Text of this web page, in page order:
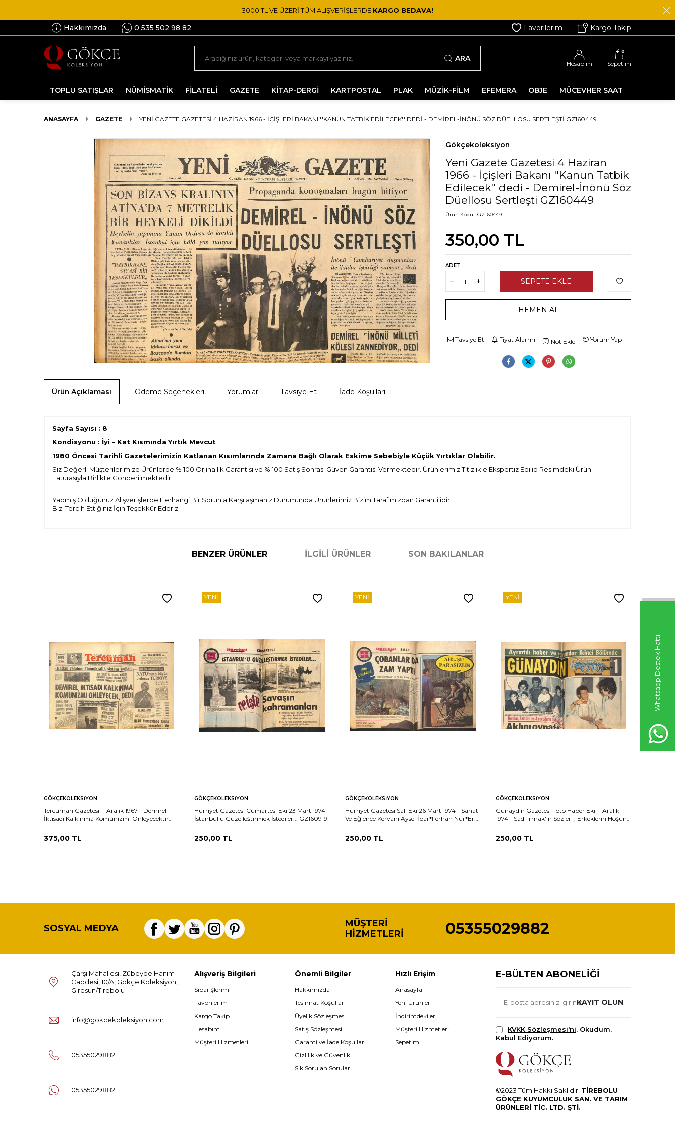
Whatsapp Destek Hattı
3000 TL VE ÜZERİ TÜM ALIŞVERİŞLERDE KARGO BEDAVA!
Hakkımızda 0 535 502 98 82 Favorilerim Kargo Takip
ARA
Hesabım
0
Sepetim
TOPLU SATIŞLAR NÜMİSMATİK FİLATELİ GAZETE KİTAP-DERGİ KARTPOSTAL PLAK MÜZİK-FİLM EFEMERA OBJE MÜCEVHER SAAT
ANASAYFA GAZETE YENI GAZETE GAZETESI 4 HAZIRAN 1966 - İÇIŞLERI BAKANI ''KANUN TATBIK EDILECEK'' DEDI - DEMIREL-İNÖNÜ SÖZ DÜELLOSU SERTLEŞTI GZ160449
Gökçekoleksiyon
Yeni Gazete Gazetesi 4 Haziran
1966 - İçişleri Bakanı ''Kanun Tatbik
Edilecek'' dedi - Demirel-İnönü Söz
Düellosu Sertleşti GZ160449
Ürün Kodu : GZ160449
350,00 TL
ADET
SEPETE EKLE
HEMEN AL
Tavsiye Et Fiyat Alarmı Not Ekle Yorum Yap
Ürün Açıklaması Ödeme Seçenekleri Yorumlar Tavsiye Et İade Koşulları
Sayfa Sayısı : 8
Kondisyonu : İyi - Kat Kısmında Yırtık Mevcut
1980 Öncesi Tarihli Gazetelerimizin Katlanan Kısımlarında Zamana Bağlı Olarak Eskime Sebebiyle Küçük Yırtıklar Olabilir.
Siz Değerli Müşterilerimize Ürünlerde % 100 Orjinallik Garantisi ve % 100 Satış Sonrası Güven Garantisi Vermektedir. Ürünlerimiz Titizlikle Ekspertiz Edilip Resimdeki Ürün
Faturasıyla Birlikte Gönderilmektedir.
Yapmış Olduğunuz Alışverişlerde Herhangi Bir Sorunla Karşılaşmanız Durumunda Ürünlerimiz Bizim Tarafımızdan Garantilidir.
Bizi Tercih Ettiğiniz İçin Teşekkür Ederiz.
BENZER ÜRÜNLER İLGILI ÜRÜNLER SON BAKILANLAR
GÖKÇEKOLEKSIYON
Tercüman Gazetesi 11 Aralık 1967 - Demirel
İktisadi Kalkınma Komünizmi Önleyecektir
GZ141460
375,00 TL
YENI
GÖKÇEKOLEKSIYON
Hürriyet Gazetesi Cumartesi Eki 23 Mart 1974 -
İstanbul'u Güzelleştirmek İstediler... GZ160919
250,00 TL
YENI
GÖKÇEKOLEKSIYON
Hürriyet Gazetesi Salı Eki 26 Mart 1974 - Sanat
Ve Eğlence Kervanı Aysel İpar*Ferhan Nur*Erol
250,00 TL
YENI
GÖKÇEKOLEKSIYON
Günaydın Gazetesi Foto Haber Eki 11 Aralık
1974 - Sadi Irmak'ın Sözleri , Erkeklerin Hoşuna
250,00 TL
YENI
SOSYAL MEDYA
MÜŞTERI
HIZMETLERI
05355029882
Çarşı Mahallesi, Zübeyde Hanım
Caddesi, 10/A, Gökçe Koleksiyon,
Giresun/Tirebolu
info@gokcekoleksiyon.com
05355029882
05355029882
Alışveriş Bilgileri
Siparişlerim
Favorilerim
Kargo Takip
Hesabım
Müşteri Hizmetleri
Önemli Bilgiler
Hakkımızda
Teslimat Koşulları
Üyelik Sözleşmesi
Satış Sözleşmesi
Garanti ve İade Koşulları
Gizlilik ve Güvenlik
Sık Sorulan Sorular
Hızlı Erişim
Anasayfa
Yeni Ürünler
İndirimdekiler
Müşteri Hizmetleri
Sepetim
E-BÜLTEN ABONELIĞI
KAYIT OLUN
KVKK Sözleşmesi'ni, Okudum,
Kabul Ediyorum.
©2023 Tüm Hakkı Saklıdır. TİREBOLU
GÖKÇE KUYUMCULUK SAN. VE TARIM
ÜRÜNLERİ TİC. LTD. ŞTİ.